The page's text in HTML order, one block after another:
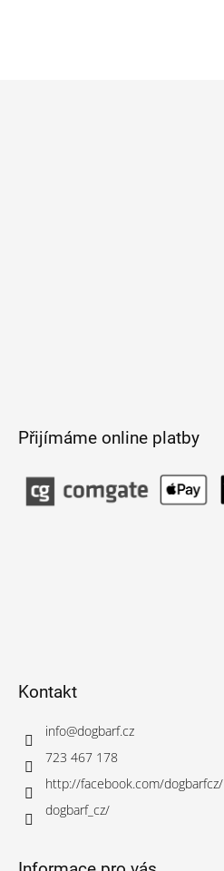
Přijímáme online platby
Kontakt
info@dogbarf.cz
723 467 178
http://facebook.com/dogbarfcz/
dogbarf_cz/